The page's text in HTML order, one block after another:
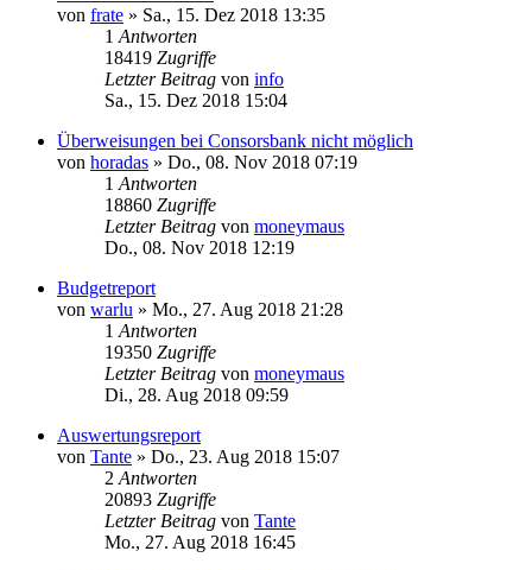
von frate » Sa., 15. Dez 2018 13:35
1 Antworten
18419 Zugriffe
Letzter Beitrag von info
Sa., 15. Dez 2018 15:04
Überweisungen bei Consorsbank nicht möglich
von horadas » Do., 08. Nov 2018 07:19
1 Antworten
18860 Zugriffe
Letzter Beitrag von moneymaus
Do., 08. Nov 2018 12:19
Budgetreport
von warlu » Mo., 27. Aug 2018 21:28
1 Antworten
19350 Zugriffe
Letzter Beitrag von moneymaus
Di., 28. Aug 2018 09:59
Auswertungsreport
von Tante » Do., 23. Aug 2018 15:07
2 Antworten
20893 Zugriffe
Letzter Beitrag von Tante
Mo., 27. Aug 2018 16:45